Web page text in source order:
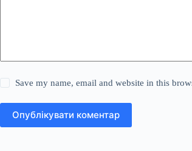
Save my name, email and website in this
Опублікувати коментар